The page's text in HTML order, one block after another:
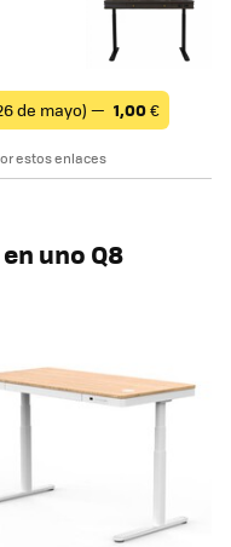
de mayo) — 1,00€
estos enlaces
uno Q8